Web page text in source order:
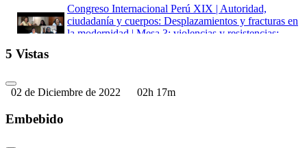
Congreso Internacional Perú XIX | Autoridad,
ciudadanía y cuerpos: Desplazamientos y fracturas en
la modernidad | Mesa 3: violencias y resistencias:
y epidemias en el Perú (1890-1920)
5 Vistas
02 de Diciembre de 2022 02h 17m
Embebido